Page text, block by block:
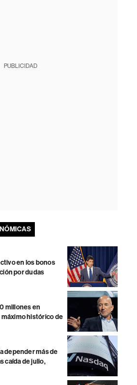
PUBLICIDAD
en los bonos
por dudas
millones en
histórico de
depender más de
caída de julio,